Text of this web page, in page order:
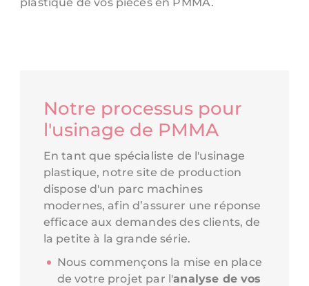
Notre processus pour
l'usinage de PMMA
En tant que spécialiste de l'usinage
plastique, notre site de production
dispose d'un parc machines
modernes, afin d’assurer une réponse
efficace aux demandes des clients, de
la petite à la grande série.
Nous commençons la mise en place
de votre projet par l'analyse de vos